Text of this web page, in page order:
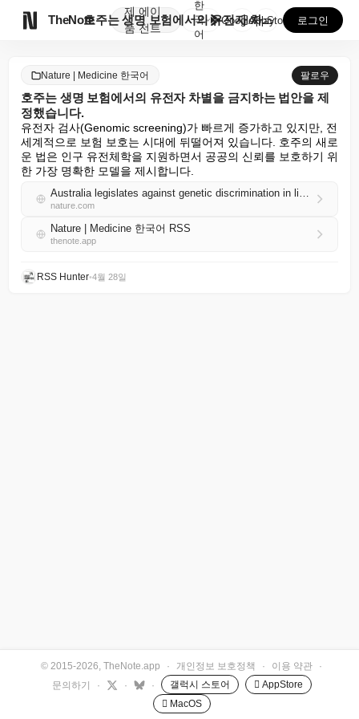
TheNote
제
품
에이
전트
호주는 생명 보험에서의 유전자 차별을 금지하는 법안을 ...
한
국
어
GooglePlay
AppStore 로그인
Nature | Medicine 한국어 팔로우
호주는 생명 보험에서의 유전자 차별을 금지하는 법안을 제
정했습니다.
유전자 검사(Genomic screening)가 빠르게 증가하고 있지만, 전
세계적으로 보험 보호는 시대에 뒤떨어져 있습니다. 호주의 새로
운 법은 인구 유전체학을 지원하면서 공공의 신뢰를 보호하기 위
한 가장 명확한 모델을 제시합니다.
Australia legislates against genetic discrimination in life insurance
nature.com
Nature | Medicine 한국어 RSS
thenote.app
RSS Hunter•4월 28일
© 2015-2026, TheNote.app · 개인정보 보호정책 · 이용 약관
·
문의하기
· · · 갤럭시 스토어
 AppStore
 MacOS